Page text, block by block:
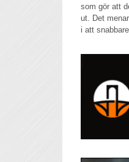
som gör att
ut. Det
i att